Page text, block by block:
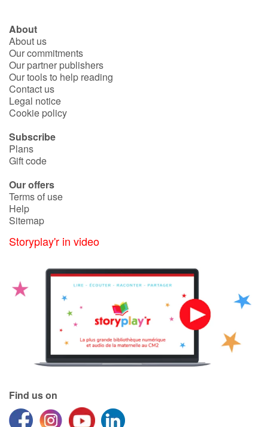
About
About us
Our commitments
Our partner publishers
Our tools to help reading
Contact us
Legal notice
Cookie policy
Subscribe
Plans
Gift code
Our offers
Terms of use
Help
Sitemap
Storyplay'r in video
Find us on